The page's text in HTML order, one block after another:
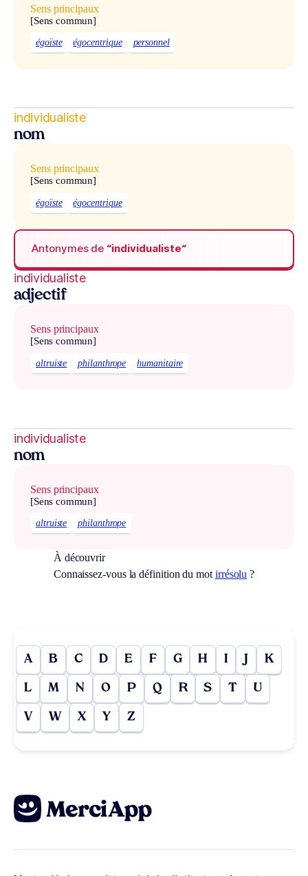
Sens principaux
[Sens commun]
égoïste égocentrique personnel
individualiste
nom
Sens principaux
[Sens commun]
égoïste égocentrique
Antonymes de “individualiste“
individualiste
adjectif
Sens principaux
[Sens commun]
altruiste philanthrope humanitaire
individualiste
nom
Sens principaux
[Sens commun]
altruiste philanthrope
À découvrir
Connaissez-vous la définition du mot irrésolu ?
A B C D E F G H I J K
L M N O P Q R S T U
V W X Y Z